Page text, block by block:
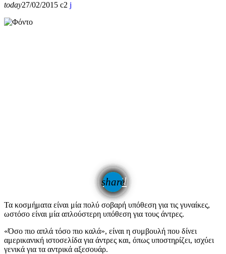
today27/02/2015 2
share
email
Τα κοσμήματα είναι μία πολύ σοβαρή υπόθεση για τις γυναίκες,
ωστόσο είναι μία απλούστερη υπόθεση για τους άντρες.
«Όσο πιο απλά τόσο πιο καλά», είναι η συμβουλή που δίνει
αμερικανική ιστοσελίδα για άντρες και, όπως υποστηρίζει, ισχύει
γενικά για τα αντρικά αξεσουάρ.